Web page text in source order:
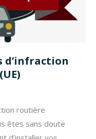
d’infraction
routière
êtes sans doute